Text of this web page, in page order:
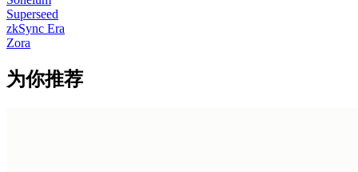
Superseed
zkSync Era
Zora
为你推荐